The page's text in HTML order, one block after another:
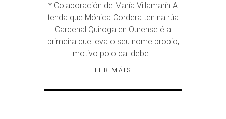
* Colaboración de María Villamarín A
tenda que Mónica Cordera ten na rúa
Cardenal Quiroga en Ourense é a
primeira que leva o seu nome propio,
motivo polo cal debe…
LER MÁIS